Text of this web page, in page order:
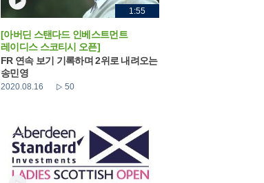
1:55
[아버딘 스탠다드 인베스트먼트
레이디스 스코티시 오픈]
FR 연속 보기 기록하며 2위로 내려오는
송민영
2020.08.16 50